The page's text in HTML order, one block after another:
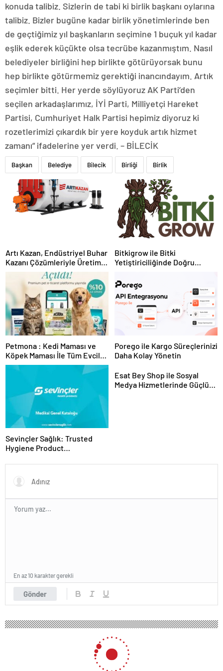
konuda talibiz. Sizlerin de tabi ki birlik başkanı oylarına
talibiz. Bizler bugüne kadar birlik yönetimlerinde ben
de geçtiğimiz yıl başkanların seçimine 1 buçuk yıl kadar
eşlik ederek küçükte olsa tecrübe kazanmıştım. Nasıl
belediyeler birliğini hep birlikte götürüyorsak bunu
hep birlikte götürmemiz gerektiği inancındayım. Artık
seçimler bitti. Her yerde söylüyoruz AK Parti’den
seçilen arkadaşlarımız, İYİ Parti, Milliyetçi Hareket
Partisi, Cumhuriyet Halk Partisi hepimiz diyoruz ki
rozetlerimizi çıkardık bir yere koyduk artık hizmet
zamanı” ifadelerine yer verdi. – BİLECİK
Başkan Belediye Bilecik Birliği Birlik
Artı Kazan, Endüstriyel Buhar
Kazanı Çözümleriyle Üretim
Tesislerine Verimli Sistemler
Sunuyor
Bitkigrow ile Bitki
Yetiştiriciliğinde Doğru
Petmona : Kedi Maması ve
Köpek Maması İle Tüm Evcil
Hayvan Ürünleri
Porego ile Kargo Süreçlerinizi
Daha Kolay Yönetin
Sevinçler Sağlık: Trusted
Hygiene Product
Esat Bey Shop ile Sosyal
Medya Hizmetlerinde Güçlü
Gönder
En az 10 karakter gerekli